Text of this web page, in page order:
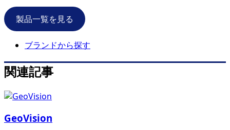
製品一覧を見る
ブランドから探す
関連記事
GeoVision